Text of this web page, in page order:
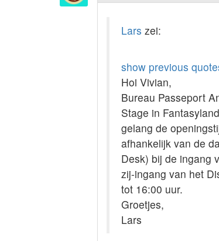
Lars zei:
show previous
Hoi Vivian,
Bureau Passeport
Stage in
gelang de
afhankelijk van de
Desk) bij de ingang
zij-ingang van het
tot 16:00 uur.
Groetjes,
Lars